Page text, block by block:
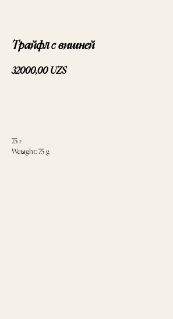
Трайфл с вишней
32000,00 UZS
75 г
Weight: 75 g